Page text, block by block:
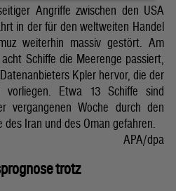
Angriffe zwischen den USA
in der für den weltweiten Handel
weiterhin massiv gestört. Am
Schiffe die Meerenge passiert,
Kpler hervor, die der
vorliegen. Etwa 13 Schiffe sind
vergangenen Woche durch den
Iran und des Oman gefahren.
APA/dpa
trotz